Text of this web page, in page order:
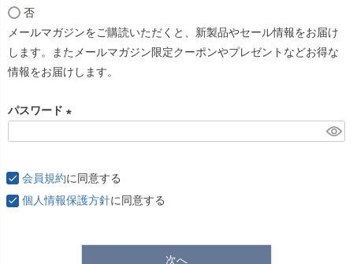
須
)
否
メールマガジンをご購読いただくと、新製品やセール情報をお届け
します。またメールマガジン限定クーポンやプレゼントなどお得な
情報をお届けします。
パスワード
須
)
会員規約に同意する
個人情報保護方針に同意する
次へ